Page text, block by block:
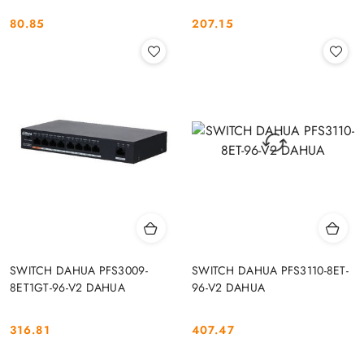
Cena:
80.85 Cena:
207.15
SWITCH DAHUA PFS3009-
8ET1GT-96-V2 DAHUA
Cena:
316.81
SWITCH DAHUA PFS3110-8ET-
96-V2 DAHUA
Cena:
407.47